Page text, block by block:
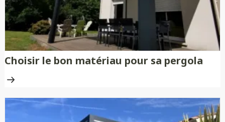
Choisir le bon matériau pour sa pergola